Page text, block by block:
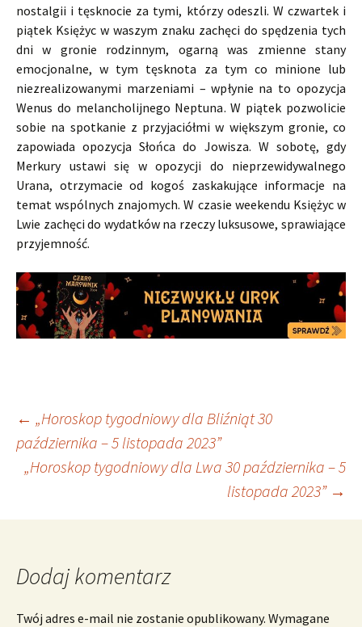
nostalgii i tęsknocie za tymi, którzy odeszli. W czwartek i
piątek Księżyc w waszym znaku zachęci do spędzenia tych
dni w gronie rodzinnym, ogarną was zmienne stany
emocjonalne, w tym tęsknota za tym co minione lub
niezrealizowanymi marzeniami – wpłynie na to opozycja
Wenus do melancholijnego Neptuna. W piątek pozwolicie
sobie na spotkanie z przyjaciółmi w większym gronie, co
zapowiada opozycja Słońca do Jowisza. W sobotę, gdy
Merkury ustawi się w opozycji do nieprzewidywalnego
Urana, otrzymacie od kogoś zaskakujące informacje na
temat wspólnych znajomych. W czasie weekendu Księżyc w
Lwie zachęci do wydatków na rzeczy luksusowe, sprawiające
przyjemność.
Nawigacja
wpisu
← „Horoskop tygodniowy dla Bliźniąt 30
października – 5 listopada 2023”
„Horoskop tygodniowy dla Lwa 30 października – 5
listopada 2023” →
Dodaj komentarz
Twój adres e-mail nie zostanie opublikowany. Wymagane